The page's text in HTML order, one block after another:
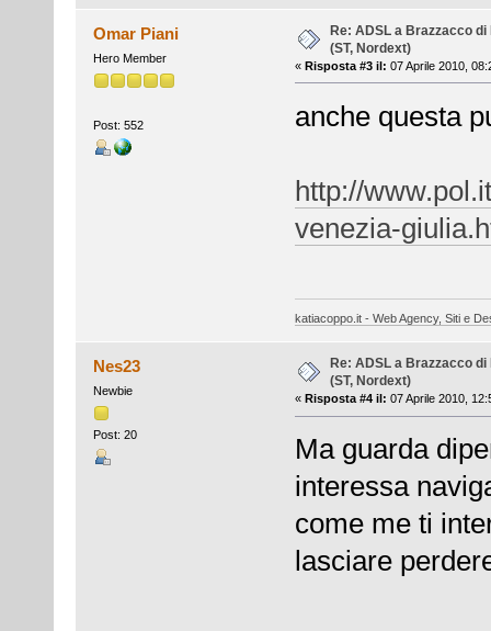
Omar Piani
Hero Member
Post: 552
Re: ADSL a Brazzacco
(ST, Nordext)
« Risposta #3 il: 07 Aprile 2010,
anche questa
http://
venezia-
katiacoppo.it - Web Agency, Siti e
Nes23
Newbie
Post: 20
Re: ADSL a Brazzacco
(ST, Nordext)
« Risposta #4 il: 07 Aprile 2010,
Ma guarda
interessa
come me ti
lasciare